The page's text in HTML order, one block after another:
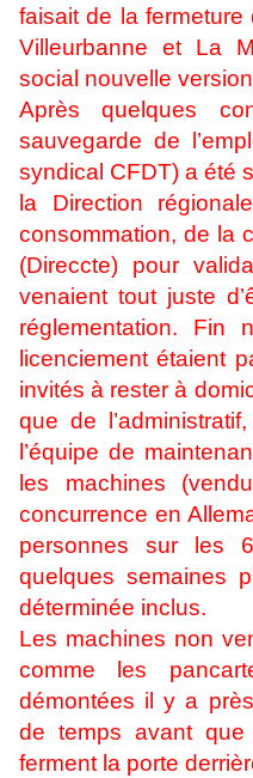
faisait de la
Villeurbanne et La
social nouvelle
Après quelques
sauvegarde de
syndical CFDT) a été
la Direction
consommation, de la
(Direccte) pour
venaient tout juste
réglementation. Fin
licenciement étaient
invités à rester à
que de
l’équipe de
les machines
concurrence en
personnes sur les
quelques semaines
déterminée inclus.
Les machines non
comme les
démontées il y a
de temps avant
ferment la porte